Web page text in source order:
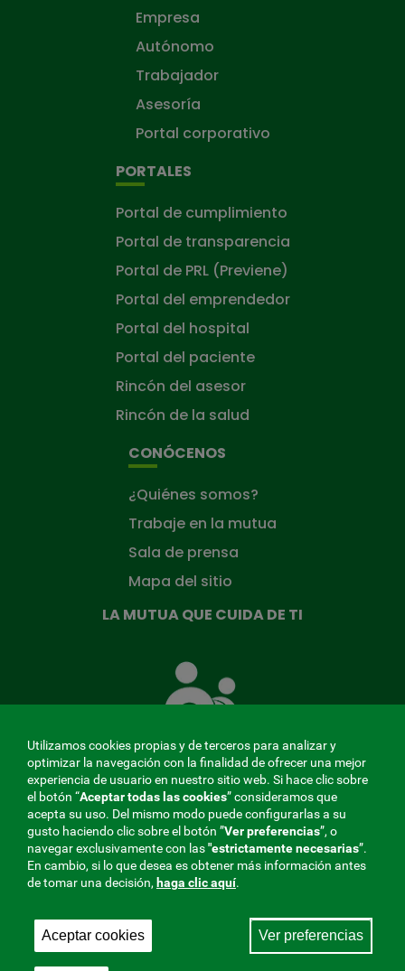
Empresa
Autónomo
Trabajador
Asesoría
Portal corporativo
PORTALES
Portal de cumplimiento
Portal de transparencia
Portal de PRL (Previene)
Portal del emprendedor
Portal del hospital
Portal del paciente
Rincón del asesor
Rincón de la salud
CONÓCENOS
¿Quiénes somos?
Trabaje en la mutua
Sala de prensa
Mapa del sitio
LA MUTUA QUE CUIDA DE TI
Mutua
que
ti
MENÚ
REDES
SOCIALES
V20
Aviso legal|Privacidad
Mutua Colaboradora con la Seguridad Social, 275.
Utilizamos cookies propias y de terceros para analizar y
optimizar la navegación con la finalidad de ofrecer una mejor
experiencia de usuario en nuestro sitio web. Si hace clic sobre
el botón “Aceptar todas las cookies” consideramos que
acepta su uso. Del mismo modo puede configurarlas a su
gusto haciendo clic sobre el botón ”Ver preferencias”, o
navegar exclusivamente con las"estrictamentenecesarias”.
En cambio, si lo que desea es obtener más información antes
de tomar una decisión, haga clic aquí.
Aceptar cookies Ver preferencias